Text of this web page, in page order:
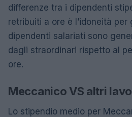
differenze tra i dipendenti
retribuiti a ore è l’idoneità per
dipendenti salariati sono
dagli straordinari rispetto al
ore.
Meccanico VS altri
Lo stipendio medio per